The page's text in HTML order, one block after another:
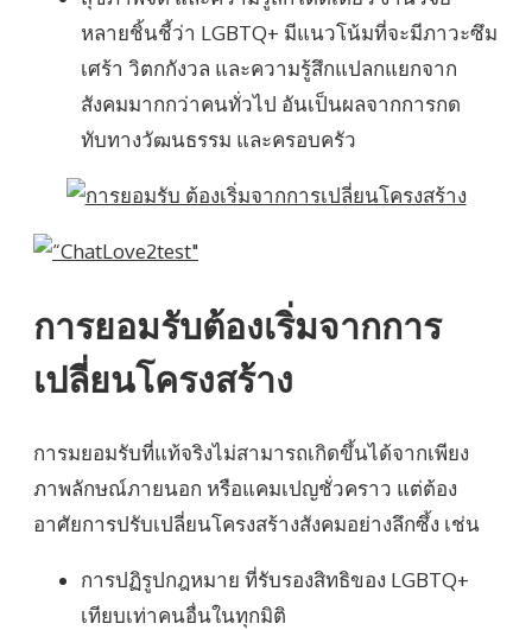
หลายชิ้นชี้ว่า LGBTQ+ มีแนวโน้มที่จะมีภาวะซึม
เศร้า วิตกกังวล และความรู้สึกแปลกแยกจาก
สังคมมากกว่าคนทั่วไป อันเป็นผลจากการกด
ทับทางวัฒนธรรม และครอบครัว
การยอมรับต้องเริ่มจากการ
เปลี่ยนโครงสร้าง
การมยอมรับที่แท้จริงไม่สามารถเกิดขึ้นได้จากเพียง
ภาพลักษณ์ภายนอก หรือแคมเปญชั่วคราว แต่ต้อง
อาศัยการปรับเปลี่ยนโครงสร้างสังคมอย่างลึกซึ้ง เช่น
การปฏิรูปกฎหมาย ที่รับรองสิทธิของ LGBTQ+
เทียบเท่าคนอื่นในทุกมิติ